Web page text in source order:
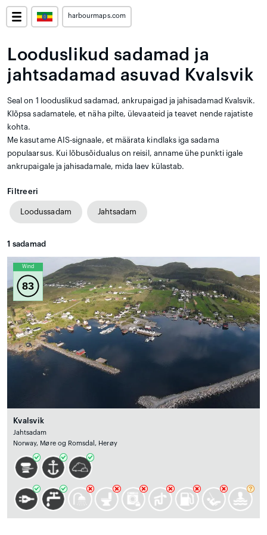
harbourmaps.com
Looduslikud sadamad ja
jahtsadamad asuvad Kvalsvik
Seal on 1 looduslikud sadamad, ankrupaigad ja jahisadamad Kvalsvik.
Klõpsa sadamatele, et näha pilte, ülevaateid ja teavet nende rajatiste
kohta.
Me kasutame AIS-signaale, et määrata kindlaks iga sadama
populaarsus. Kui lõbusõidualus on reisil, anname ühe punkti igale
ankrupaigale ja jahisadamale, mida laev külastab.
Filtreeri
Loodussadam Jahtsadam
1 sadamad
Wind
83
Kvalsvik
Jahtsadam
Norway, Møre og Romsdal, Herøy